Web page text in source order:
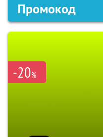
Промокод
-20%